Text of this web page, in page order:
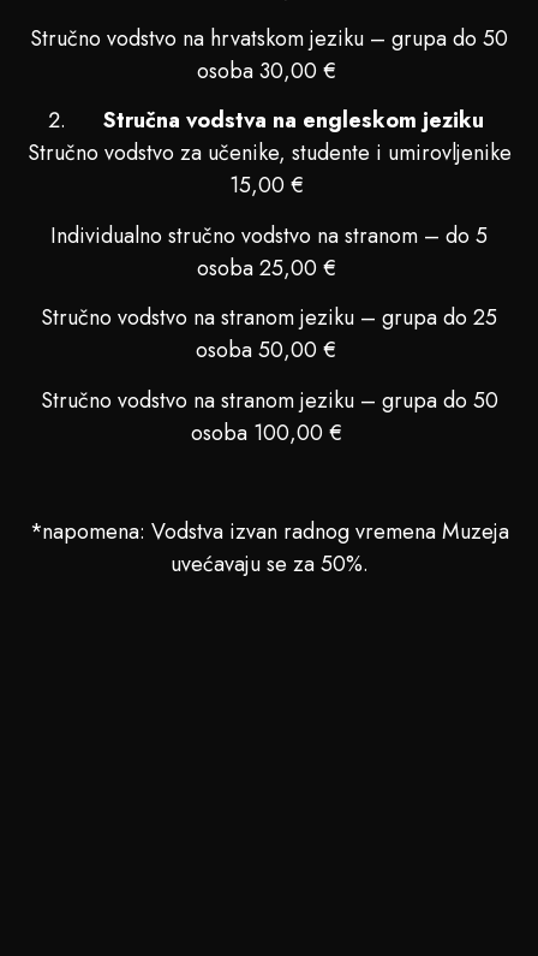
Stručno vodstvo na hrvatskom jeziku – grupa do 50
osoba 30,00 €
Stručna vodstva na engleskom jeziku
Stručno vodstvo za učenike, studente i umirovljenike
15,00 €
Individualno stručno vodstvo na stranom – do 5
osoba 25,00 €
Stručno vodstvo na stranom jeziku – grupa do 25
osoba 50,00 €
Stručno vodstvo na stranom jeziku – grupa do 50
osoba 100,00 €
*napomena: Vodstva izvan radnog vremena Muzeja
uvećavaju se za 50%.